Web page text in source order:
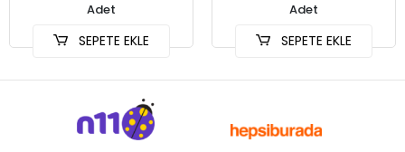
Adet
SEPETE EKLE
Adet
SEPETE EKLE